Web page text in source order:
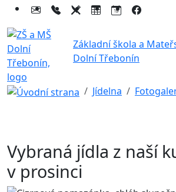
Základní škola a
Dolní Třebonín
Jídelna
Vybraná jídla z naší
v prosinci